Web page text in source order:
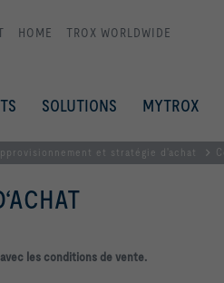
HOME TROX WORLDWIDE
SOLUTIONS MYTROX
et stratégie d'achat
les conditions de vente.